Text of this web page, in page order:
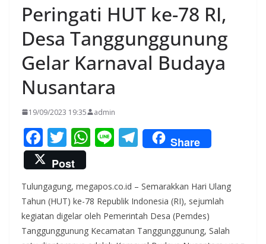
Peringati HUT ke-78 RI,
Desa Tanggunggunung
Gelar Karnaval Budaya
Nusantara
19/09/2023 19:35 admin
F
ac
e
b
o
o
T
w
itt
er
W
s
A
p
Li T
el
gr
a
m
Share
Post
Tulungagung, megapos.co.id – Semarakkan Hari Ulang
Tahun (HUT) ke-78 Republik Indonesia (RI), sejumlah
kegiatan digelar oleh Pemerintah Desa (Pemdes)
Tanggunggunung Kecamatan Tanggunggunung, Salah